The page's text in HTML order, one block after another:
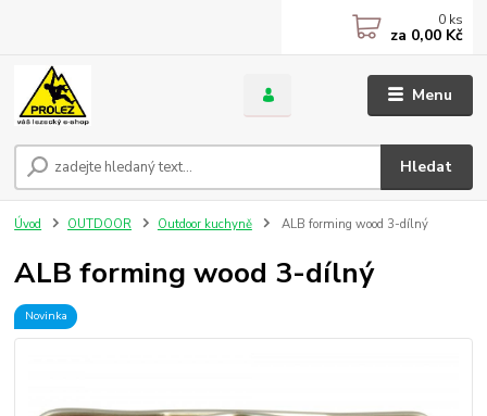
Menu
Hledat
0 ks
za 0,00 Kč
Úvod OUTDOOR Outdoor kuchyně ALB forming wood 3-dílný
ALB forming wood 3-dílný
Novinka